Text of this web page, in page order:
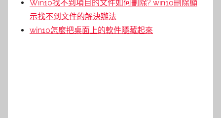
Win10找不到項目的文件如何刪除? win10刪除顯
示找不到文件的解決辦法
win10怎麼把桌面上的軟件隱藏起來